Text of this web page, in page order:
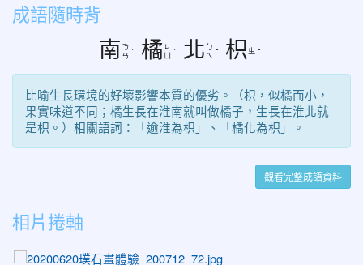
成語隨時背
南 ㄋ
ㄢ ˊ 橘 ㄐ
ㄩ ˊ 北 ㄅ
ㄟ ˇ 枳 ㄓ ˇ
比喻生長環境的好壞影響本質的優劣。（枳，似橘而小，
果實味道不同；橘生長在淮南就叫做橘子，生長在淮北就
是枳。）相關語詞：「逾淮為枳」、「橘化為枳」。
觀看完整成語資料
相片捲軸
photo-1478